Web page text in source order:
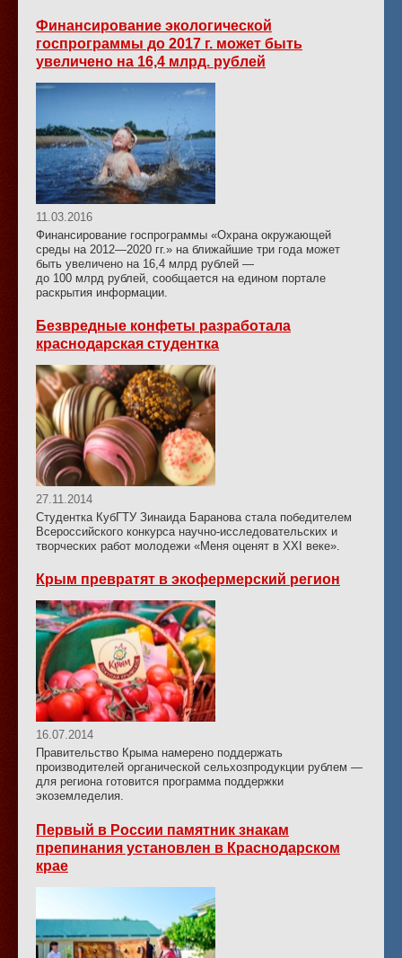
Финансирование экологической
госпрограммы до 2017 г. может быть
увеличено на 16,4 млрд. рублей
11.03.2016
Финансирование госпрограммы «Охрана окружающей
среды на 2012—2020 гг.» на ближайшие три года может
быть увеличено на 16,4 млрд рублей —
до 100 млрд рублей, сообщается на едином портале
раскрытия информации.
Безвредные конфеты разработала
краснодарская студентка
27.11.2014
Студентка КубГТУ Зинаида Баранова стала победителем
Всероссийского конкурса научно-исследовательских и
творческих работ молодежи «Меня оценят в ХХI веке».
Крым превратят в экофермерский регион
16.07.2014
Правительство Крыма намерено поддержать
производителей органической сельхозпродукции рублем —
для региона готовится программа поддержки
экоземледелия.
Первый в России памятник знакам
препинания установлен в Краснодарском
крае